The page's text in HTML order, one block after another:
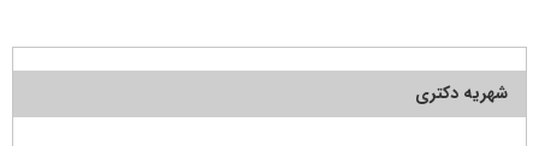
شهریه دکتری